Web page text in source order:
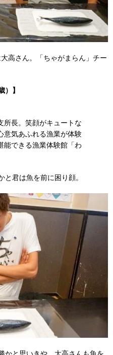
高さん。「ちゃがまらん」チー
】
所長。笑顔がキュートな
意気あふれる漁業が体験
能できる漁業体験館「わ
君は魚を前に困り顔。